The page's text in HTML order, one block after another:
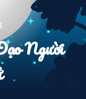
Skip to navigation
Người